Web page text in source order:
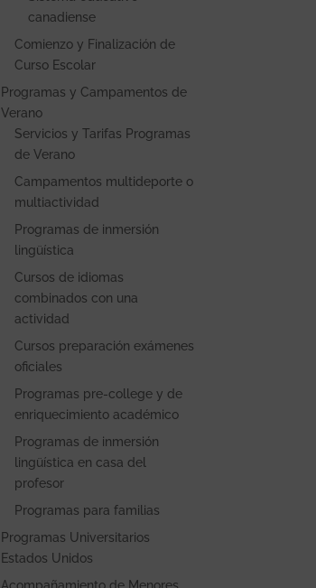
canadiense
Comienzo y Finalización de
Curso Escolar
Programas y Campamentos de
Verano
Servicios y Tarifas Programas
de Verano
Campamentos multideporte o
multiactividad
Programas de inmersión
lingüística
Cursos de idiomas
combinados con una
actividad
Cursos preparación exámenes
oficiales
Programas pre-college y de
enriquecimiento académico
Programas de inmersión
lingüística en casa del
profesor
Programas para familias
Programas Universitarios
Estados Unidos